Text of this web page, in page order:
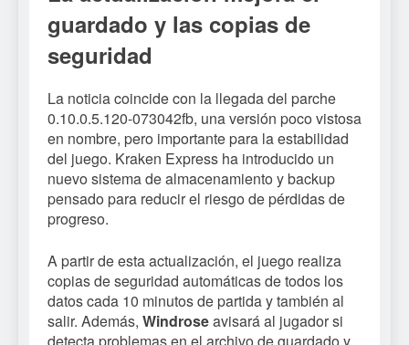
guardado y las copias de
seguridad
La noticia coincide con la llegada del parche
0.10.0.5.120-073042fb, una versión poco vistosa
en nombre, pero importante para la estabilidad
del juego. Kraken Express ha introducido un
nuevo sistema de almacenamiento y backup
pensado para reducir el riesgo de pérdidas de
progreso.
A partir de esta actualización, el juego realiza
copias de seguridad automáticas de todos los
datos cada 10 minutos de partida y también al
salir. Además, Windroseavisará al jugador si